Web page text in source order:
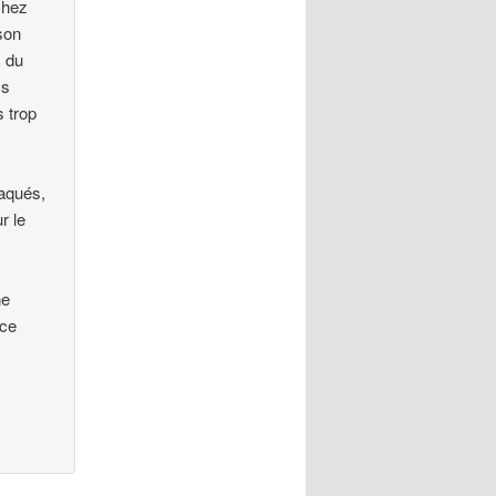
du
trop
le